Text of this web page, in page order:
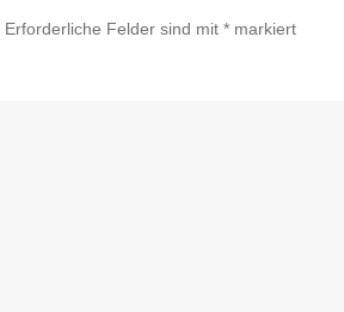
Erforderliche Felder sind mit * markiert